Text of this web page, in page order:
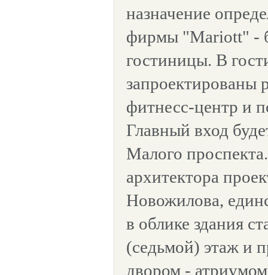
назначение
фирмы "Mariott" -
гостиницы. В
запроектированы
фитнесс-центр и
Главный вход
Малого
архитектора
Новожилова,
в облике здания
(седьмой) этаж и
двором -